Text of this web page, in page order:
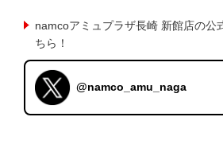
namcoアミュプラザ長崎 新館店の公
ちら！
@namco_amu_naga